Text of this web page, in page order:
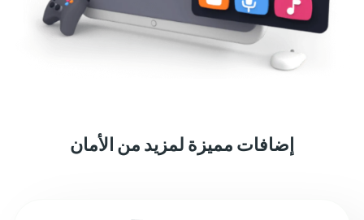
إضافات مميزة لمزيد من الأمان